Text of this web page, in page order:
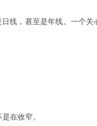
线，甚至是年线。一个
在收窄。